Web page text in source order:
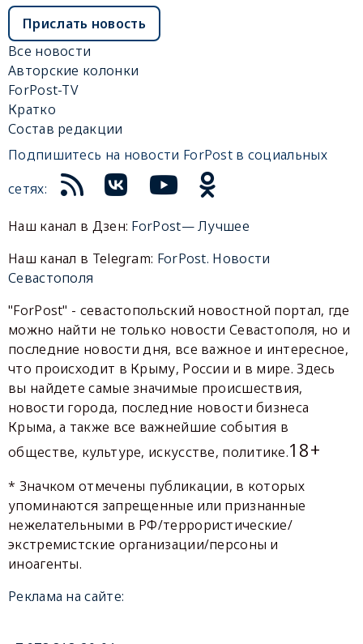
Прислать новость
Все новости
Авторские колонки
ForPost-TV
Кратко
Состав редакции
Подпишитесь на новости ForPost в социальных
сетях:
Наш канал в Дзен: ForPost— Лучшее
Наш канал в Telegram: ForPost. Новости
Севастополя
"ForPost" - севастопольский новостной портал, где
можно найти не только новости Севастополя, но и
последние новости дня, все важное и интересное,
что происходит в Крыму, России и в мире. Здесь
вы найдете самые значимые происшествия,
новости города, последние новости бизнеса
Крыма, а также все важнейшие события в
обществе, культуре, искусстве, политике.18+
* Значком отмечены публикации, в которых
упоминаются запрещенные или признанные
нежелательными в РФ/террористические/
экстремистские организации/персоны и
иноагенты.
Реклама на сайте: